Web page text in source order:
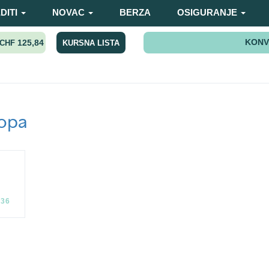
NOVAC BERZA OSIGURANJE
CHF 125,84 KURSNA LISTA